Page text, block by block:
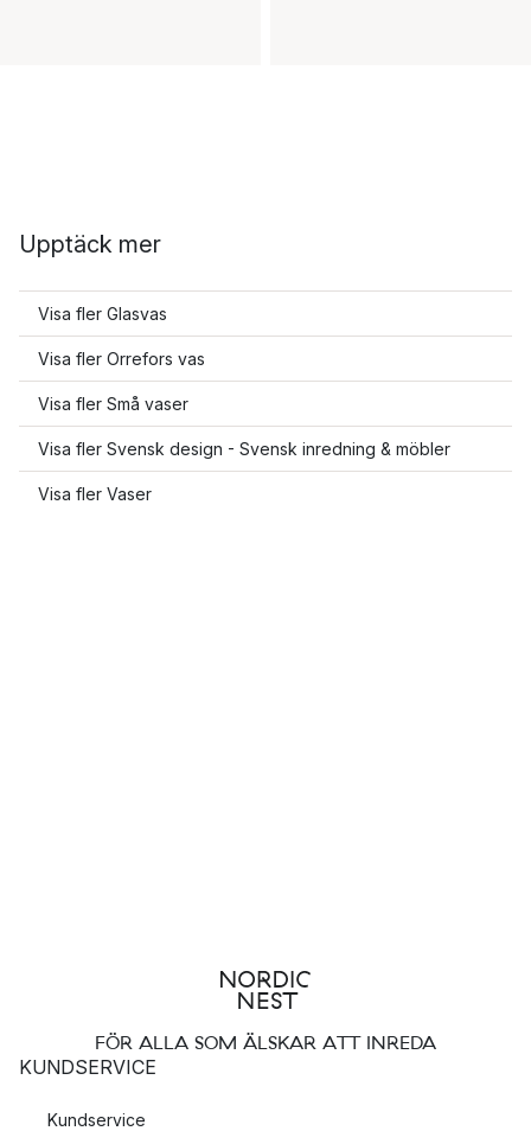
Upptäck mer
Visa fler Glasvas
Visa fler Orrefors vas
Visa fler Små vaser
Visa fler Svensk design - Svensk inredning & möbler
Visa fler Vaser
FÖR ALLA SOM ÄLSKAR ATT INREDA
KUNDSERVICE
Kundservice